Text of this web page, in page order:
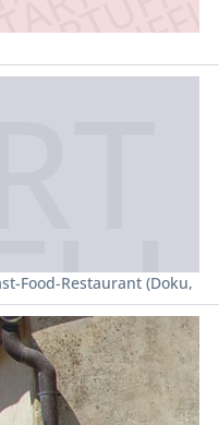
Food-Restaurant (Doku,